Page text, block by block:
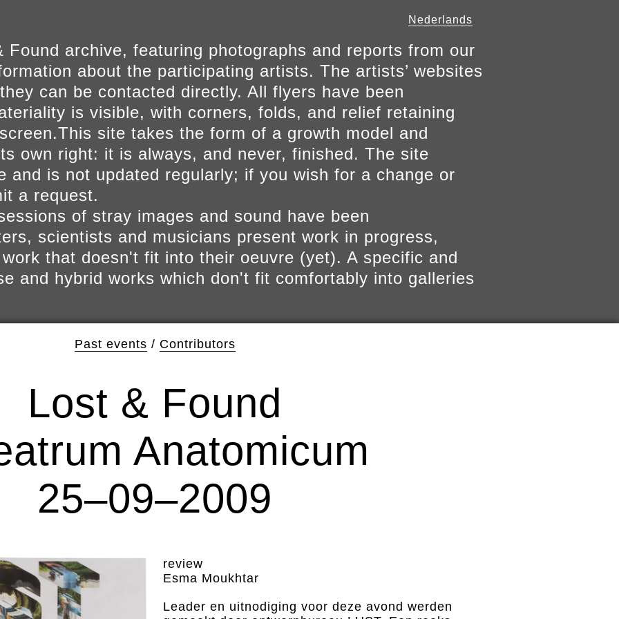
Nederlands
Found archive, featuring photographs and reports from our
about the participating artists. The artists’ websites
can be contacted directly. All flyers have been
is visible, with corners, folds, and relief retaining
site takes the form of a growth model and
own right: it is always, and never, finished. The site
and is not updated regularly; if you wish for a change or
a request.
of stray images and sound have been
scientists and musicians present work in progress,
that doesn't fit into their oeuvre (yet). A specific and
and hybrid works which don't fit comfortably into galleries
Past events / Contributors
Lost & Found
Anatomicum
25–09–2009
review
Esma Moukhtar
Leader en uitnodiging voor deze avond werden